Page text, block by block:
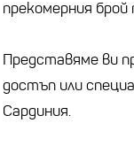
прекомерния
Представяме ви
достъп или
Сардиния.